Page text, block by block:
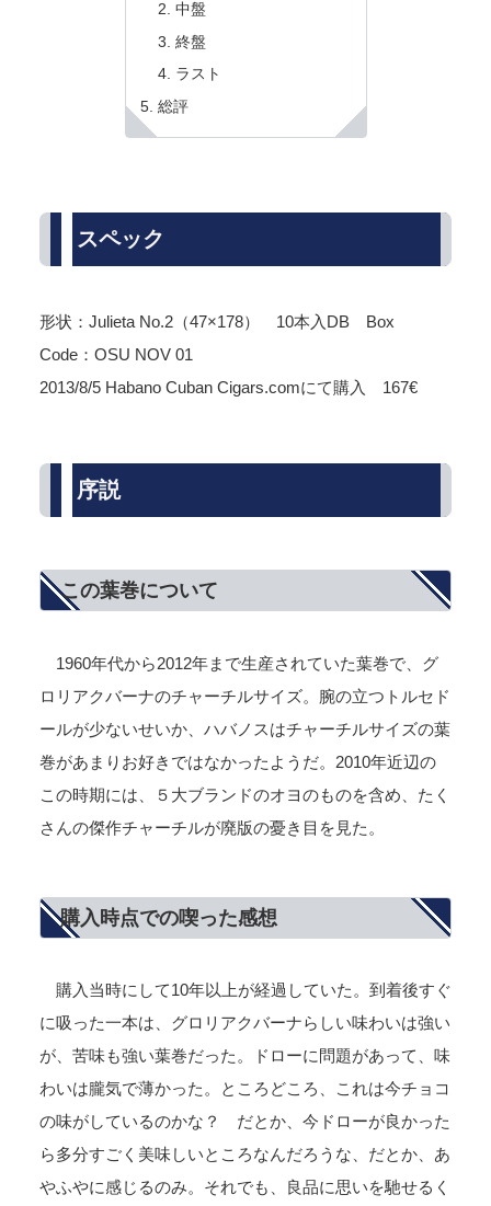
中盤
終盤
ラスト
総評
スペック
形状：Julieta No.2（47×178） 10本入DB Box
Code：OSU NOV 01
2013/8/5 Habano Cuban Cigars.comにて購入 167€
序説
この葉巻について
1960年代から2012年まで生産されていた葉巻で、グ
ロリアクバーナのチャーチルサイズ。腕の立つトルセド
ールが少ないせいか、ハバノスはチャーチルサイズの葉
巻があまりお好きではなかったようだ。2010年近辺の
この時期には、５大ブランドのオヨのものを含め、たく
さんの傑作チャーチルが廃版の憂き目を見た。
購入時点での喫った感想
購入当時にして10年以上が経過していた。到着後すぐ
に吸った一本は、グロリアクバーナらしい味わいは強い
が、苦味も強い葉巻だった。ドローに問題があって、味
わいは朧気で薄かった。ところどころ、これは今チョコ
の味がしているのかな？ だとか、今ドローが良かった
ら多分すごく美味しいところなんだろうな、だとか、あ
やふやに感じるのみ。それでも、良品に思いを馳せるく